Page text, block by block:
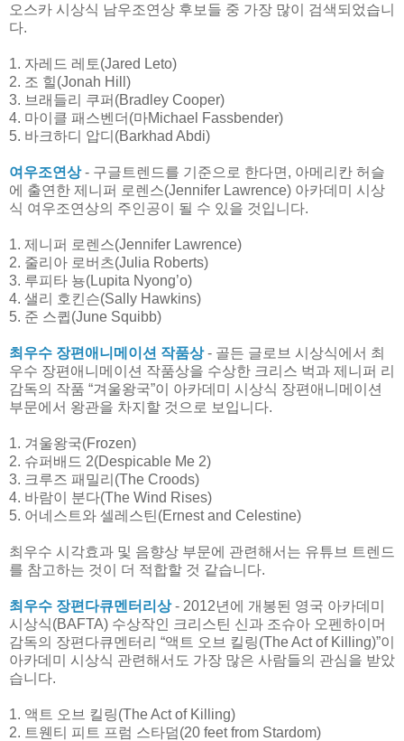
오스카 시상식 남우조연상 후보들 중 가장 많이 검색되었습니
다.
1. 자레드 레토(Jared Leto)
2. 조 힐(Jonah Hill)
3. 브래들리 쿠퍼(Bradley Cooper)
4. 마이클 패스벤더(마Michael Fassbender)
5. 바크하디 압디(Barkhad Abdi)
여우조연상- 구글트렌드를 기준으로 한다면, 아메리칸 허슬
에 출연한 제니퍼 로렌스(Jennifer Lawrence) 아카데미 시상
식 여우조연상의 주인공이 될 수 있을 것입니다.
1. 제니퍼 로렌스(Jennifer Lawrence)
2. 줄리아 로버츠(Julia Roberts)
3. 루피타 뇽(Lupita Nyong’o)
4. 샐리 호킨슨(Sally Hawkins)
5. 준 스큅(June Squibb)
최우수 장편애니메이션 작품상 - 골든 글로브 시상식에서 최
우수 장편애니메이션 작품상을 수상한 크리스 벅과 제니퍼 리
감독의 작품 “겨울왕국”이 아카데미 시상식 장편애니메이션
부문에서 왕관을 차지할 것으로 보입니다.
1. 겨울왕국(Frozen)
2. 슈퍼배드 2(Despicable Me 2)
3. 크루즈 패밀리(The Croods)
4. 바람이 분다(The Wind Rises)
5. 어네스트와 셀레스틴(Ernest and Celestine)
최우수 시각효과 및 음향상 부문에 관련해서는 유튜브 트렌드
를 참고하는 것이 더 적합할 것 같습니다.
최우수 장편다큐멘터리상 - 2012년에 개봉된 영국 아카데미
시상식(BAFTA) 수상작인 크리스틴 신과 조슈아 오펜하이머
감독의 장편다큐멘터리 “액트 오브 킬링(The Act of Killing)”이
아카데미 시상식 관련해서도 가장 많은 사람들의 관심을 받았
습니다.
1. 액트 오브 킬링(The Act of Killing)
2. 트웬티 피트 프럼 스타덤(20 feet from Stardom)